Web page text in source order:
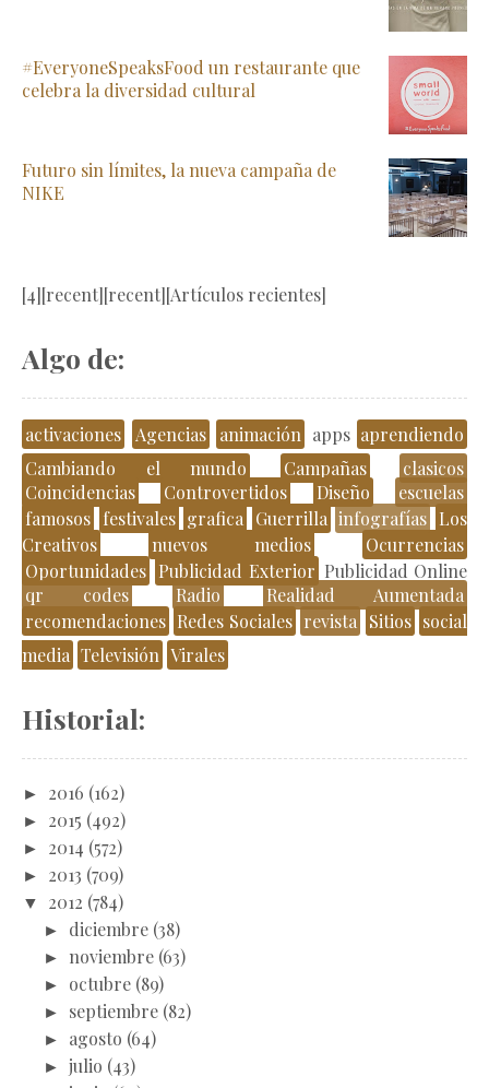
#EveryoneSpeaksFood un restaurante que
celebra la diversidad cultural
Futuro sin límites, la nueva campaña de
NIKE
[4][recent][recent][Artículos recientes]
Algo de:
activaciones Agencias animación apps aprendiendo
Cambiando el mundo
Campañas
clasicos
Coincidencias
Controvertidos Diseño
escuelas
famosos festivales grafica Guerrilla infografías Los
Creativos
nuevos medios
Ocurrencias
Oportunidades Publicidad Exterior Publicidad Online
qr codes
Radio
Realidad Aumentada
recomendaciones Redes Sociales revista Sitios social
media Televisión Virales
Historial:
► 2016 (162)
► 2015 (492)
► 2014 (572)
► 2013 (709)
▼ 2012 (784)
► diciembre (38)
► noviembre (63)
► octubre (89)
► septiembre (82)
► agosto (64)
► julio (43)